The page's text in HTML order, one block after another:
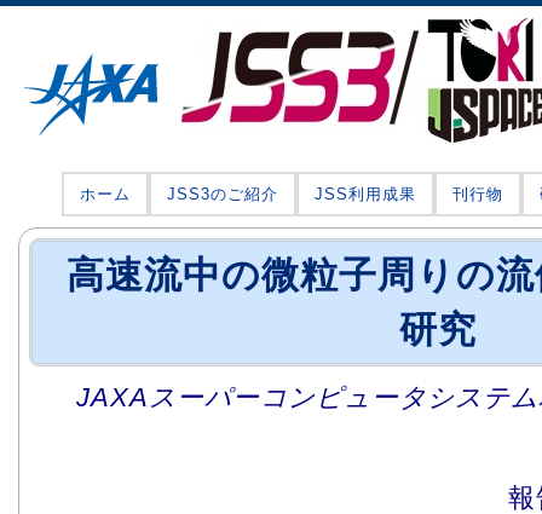
ホーム JSS3のご紹介 JSS利用成果 刊行物
高速流中の微粒子周りの
研究
JAXAスーパーコンピュータシステ
報